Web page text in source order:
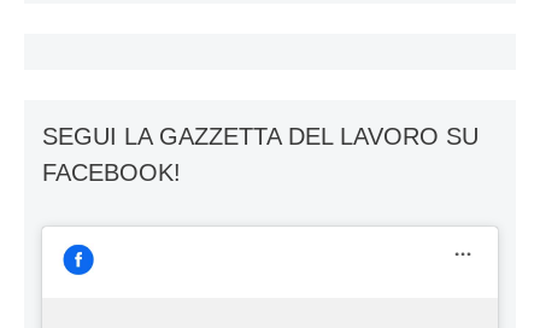
SEGUI LA GAZZETTA DEL LAVORO SU
FACEBOOK!